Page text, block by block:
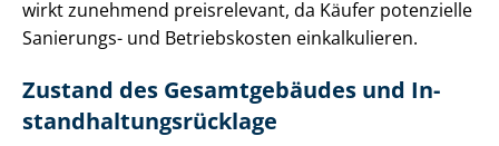
wirkt zunehmend preisrelevant, da Käufer potenzielle
Sanierungs- und Betriebskosten einkalkulieren.
Zustand des Gesamtgebäudes und In­
stand­hal­tungs­rück­la­ge